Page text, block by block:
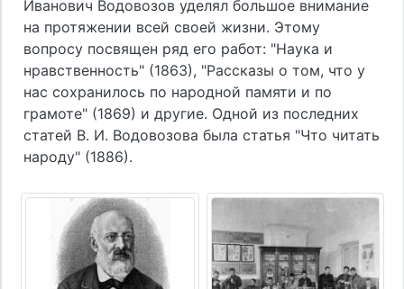
Иванович Водовозов уделял большое внимание
на протяжении всей своей жизни. Этому
вопросу посвящен ряд его работ: "Наука и
нравственность" (1863), "Рассказы о том, что у
нас сохранилось по народной памяти и по
грамоте" (1869) и другие. Одной из последних
статей В. И. Водовозова была статья "Что читать
народу" (1886).